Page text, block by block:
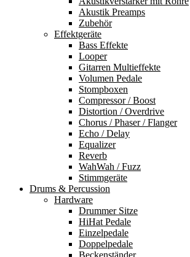
Akustik Preamps
Zubehör
Effektgeräte
Bass Effekte
Looper
Gitarren Multieffekte
Volumen Pedale
Stompboxen
Compressor / Boost
Distortion / Overdrive
Chorus / Phaser / Flanger
Echo / Delay
Equalizer
Reverb
WahWah / Fuzz
Stimmgeräte
Drums & Percussion
Hardware
Drummer Sitze
HiHat Pedale
Einzelpedale
Doppelpedale
Beckenständer